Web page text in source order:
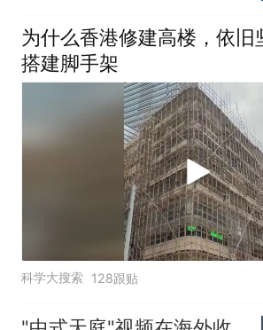
为什么香港修建高楼，依旧
搭建脚手架
科学大搜索 128跟贴